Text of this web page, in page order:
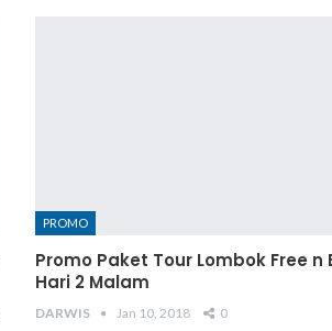
PROMO
Promo Paket Tour Lombok Free n
Hari 2 Malam
DARWIS Jan 10, 2018 0